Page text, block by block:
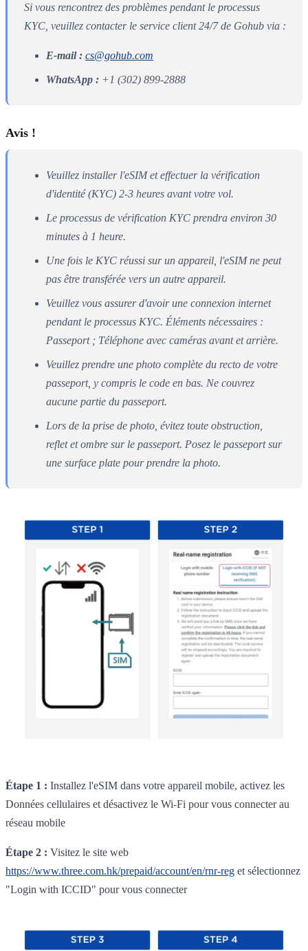
Si vous rencontrez des problèmes pendant le processus
KYC, veuillez contacter le service client 24/7 de Gohub via :
E-mail : cs@gohub.com
WhatsApp : +1 (302) 899-2888
Avis !
Veuillez installer l'eSIM et effectuer la vérification
d'identité (KYC) 2-3 heures avant votre vol.
Le processus de vérification KYC prendra environ 30
minutes à 1 heure.
Une fois le KYC réussi sur un appareil, l'eSIM ne peut
pas être transférée vers un autre appareil.
Veuillez vous assurer d'avoir une connexion internet
pendant le processus KYC. Éléments nécessaires :
Passeport ; Téléphone avec caméras avant et arrière.
Veuillez prendre une photo complète du recto de votre
passeport, y compris le code en bas. Ne couvrez
aucune partie du passeport.
Lors de la prise de photo, évitez toute obstruction,
reflet et ombre sur le passeport. Posez le passeport sur
une surface plate pour prendre la photo.
Étape 1 : Installez l'eSIM dans votre appareil mobile, activez les
Données cellulaires et désactivez le Wi-Fi pour vous connecter au
réseau mobile
Étape 2 : Visitez le site web
https://www.three.com.hk/prepaid/account/en/rnr-reg et sélectionnez
"Login with ICCID" pour vous connecter